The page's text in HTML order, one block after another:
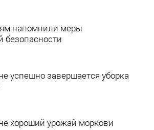
напомнили меры
безопасности
успешно завершается уборка
хороший урожай моркови